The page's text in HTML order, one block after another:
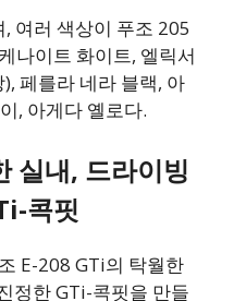
여러 색상이 푸조 205
나이트 화이트, 엘릭서
페를라 네라 블랙, 아
, 아게다 옐로다.
실내, 드라이빙
콕핏
E-208 GTi의 탁월한
정한 GTi-콕핏을 만들